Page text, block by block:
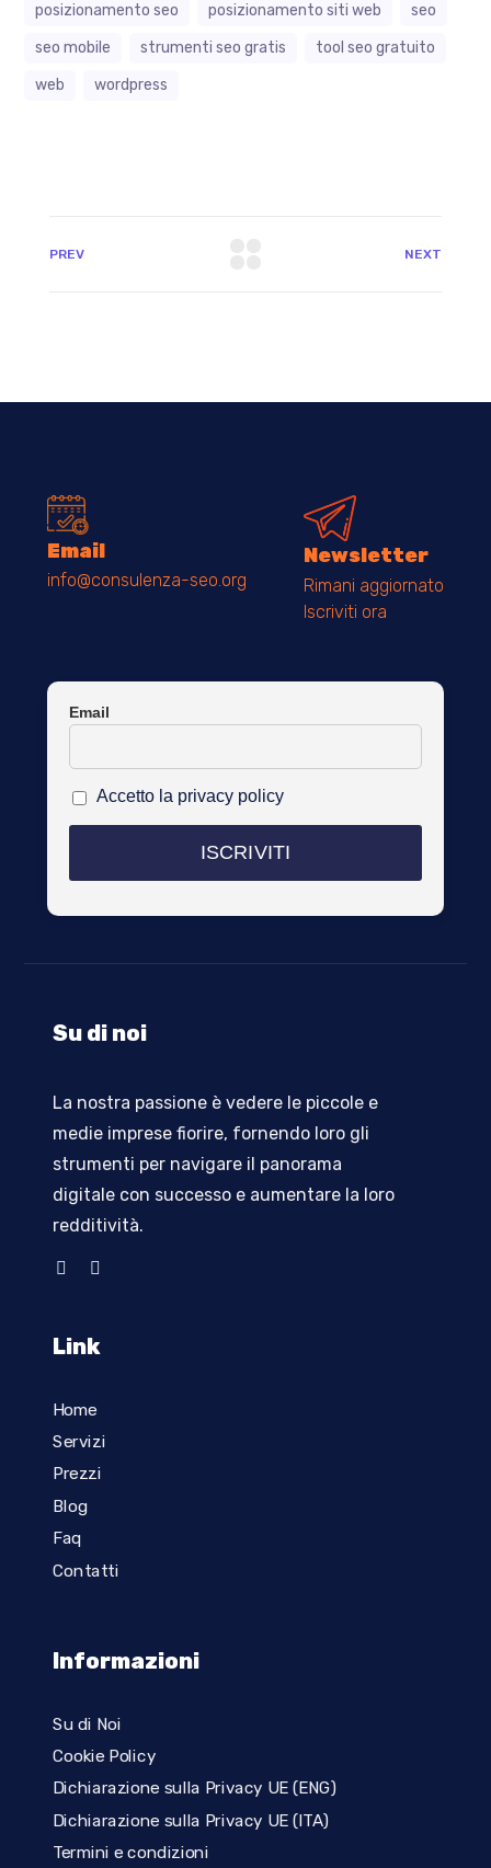
posizionamento seo
posizionamento siti web
seo
seo mobile
strumenti seo gratis
tool seo gratuito
web
wordpress
PREV NEXT
Email
info@consulenza-seo.org
Newsletter
Rimani aggiornato
Iscriviti ora
Email
Accetto la privacy policy
Su di noi
La nostra passione è vedere le piccole e
medie imprese fiorire, fornendo loro gli
strumenti per navigare il panorama
digitale con successo e aumentare la loro
redditività.
Link
Home
Servizi
Prezzi
Blog
Faq
Contatti
Informazioni
Su di Noi
Cookie Policy
Dichiarazione sulla Privacy UE (ENG)
Dichiarazione sulla Privacy UE (ITA)
Termini e condizioni